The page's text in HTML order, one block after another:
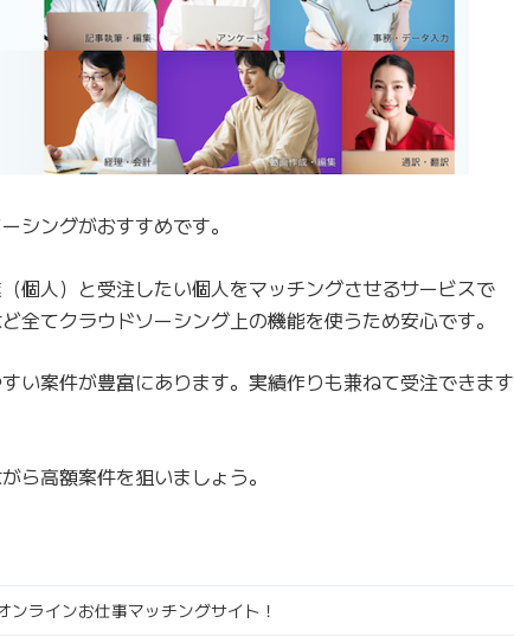
シングがおすすめです。
個人）と受注したい個人をマッチングさせるサービスで
全てクラウドソーシング上の機能を使うため安心です。
い案件が豊富にあります。実績作りも兼ねて受注できます
ら高額案件を狙いましょう。
ンラインお仕事マッチングサイト！